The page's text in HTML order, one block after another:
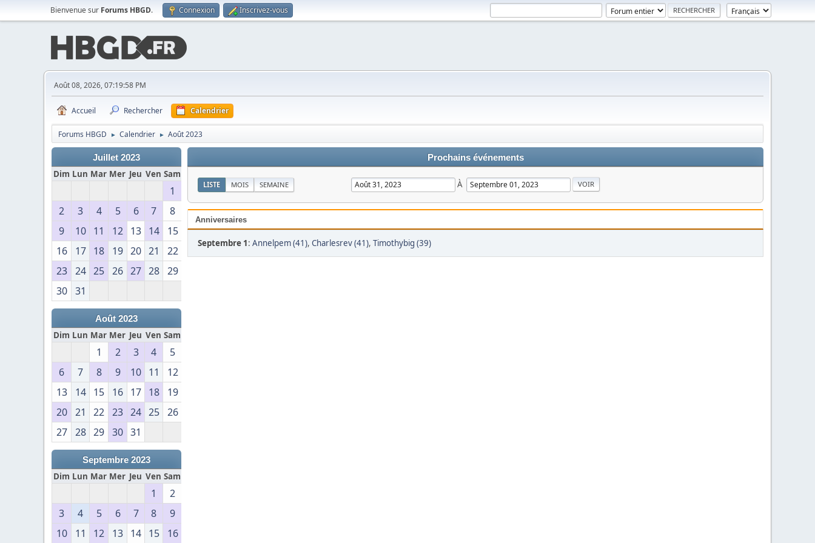
Bienvenue sur Forums HBGD. Connexion Inscrivez-vous
Août 08, 2026, 07:19:58 PM
Accueil Rechercher Calendrier
Forums HBGD ► Calendrier ► Août 2023
Juillet 2023
Dim Lun Mar Mer Jeu Ven Sam
1
2
3 4 5 6 7
8
9
10 11 12 13 14
15
16
17 18 19 20 21
22
23
24 25 26 27 28
29
30
31
Août 2023
Dim Lun Mar Mer Jeu Ven Sam
1 2 3 4
5
6
7 8 9 10 11
12
13
14 15 16 17 18
19
20
21 22 23 24 25
26
27
28 29 30 31
Septembre 2023
Dim Lun Mar Mer Jeu Ven Sam
1
2
3
4 5 6 7 8
9
10
11 12 13 14 15 16
Prochains événements
LISTE MOIS SEMAINE À
Anniversaires
Septembre 1: Annelpem (41), Charlesrev (41), Timothybig (39)